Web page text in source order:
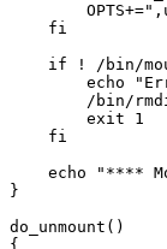
    fi
if ! /bin/
echo
/bin/
        exit 1
    fi
echo "****
}
do_unmount()
{